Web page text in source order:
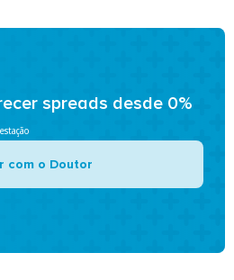
spreads desde 0%
com o Doutor